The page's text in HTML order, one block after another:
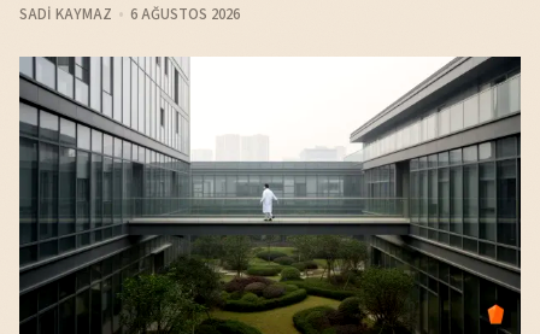
SADI KAYMAZ 6 AĞUSTOS 2026